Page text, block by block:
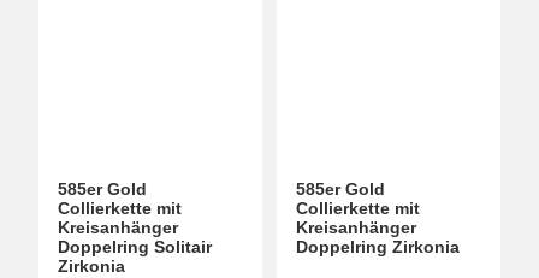
585er Gold
Collierkette mit
Kreisanhänger
Doppelring Solitair
Zirkonia
585er Gold
Collierkette mit
Kreisanhänger
Doppelring Zirkonia